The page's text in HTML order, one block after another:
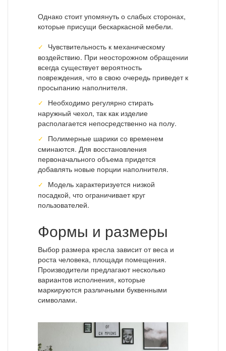
Однако стоит упомянуть о слабых сторонах,
которые присущи бескаркасной мебели.
Чувствительность к механическому
воздействию. При неосторожном обращении
всегда существует вероятность
повреждения, что в свою очередь приведет к
просыпанию наполнителя.
Необходимо регулярно стирать
наружный чехол, так как изделие
располагается непосредственно на полу.
Полимерные шарики со временем
сминаются. Для восстановления
первоначального объема придется
добавлять новые порции наполнителя.
Модель характеризуется низкой
посадкой, что ограничивает круг
пользователей.
Формы и размеры
Выбор размера кресла зависит от веса и
роста человека, площади помещения.
Производители предлагают несколько
вариантов исполнения, которые
маркируются различными буквенными
символами.